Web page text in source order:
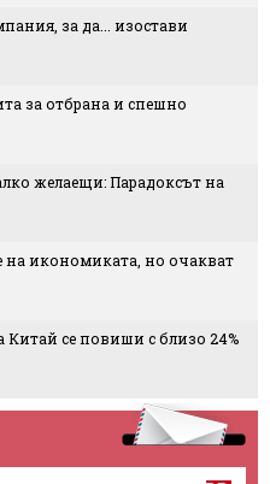
за да... изостави
за отбрана и спешно
желаещи: Парадоксът на
на икономиката, но очакват
се повиши с близо 24%